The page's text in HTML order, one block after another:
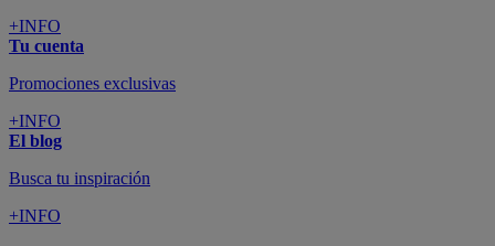
+INFO
Tu cuenta
Promociones exclusivas
+INFO
El blog
Busca tu inspiración
+INFO